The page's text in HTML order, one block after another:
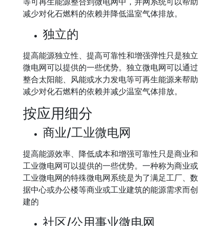
减少对化石燃料的依赖并降低温室气体排放。
独立的
提高能源独立性、提高可靠性和增强弹性只是独立
微电网可以提供的一些优势。独立微电网可以通过
整合太阳能、风能或水力发电等可再生能源来帮助
减少对化石燃料的依赖并减少温室气体排放。
按应用细分
商业/工业微电网
提高能源效率、降低成本和增强可靠性只是商业和
工业微电网可以提供的一些优势。一种称为商业或
工业微电网的特殊微电网系统是为了满足工厂、数
据中心或办公楼等商业或工业建筑的能源需求而创
建的
社区/公用事业微电网